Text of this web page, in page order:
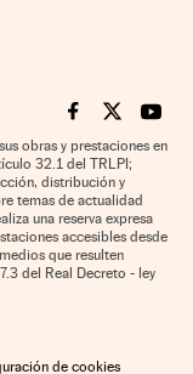
Cinco Días en
Cinco Días
Cinco
obras y prestaciones en
32.1 del TRLPI;
distribución y
temas de actualidad
una reserva expresa
accesibles desde
que resulten
del Real Decreto - ley
de cookies